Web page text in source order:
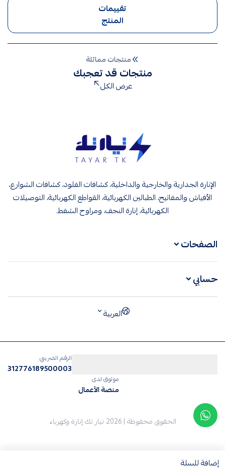
إضافة للسلة
تقييمات
المنتج
منتجات مماثلة
منتجات قد تعجبك
عرض الكل
الإنارة الجدارية والخارجية والداخلية، كشافات الفلود، كشافات الشوارع،
الأفياش والمفاتيح، الطبالين الكهربائية، القواطع الكهربائية، التوصيلات
الكهربائية، إنارة النجف، ومراوح الشفط.
الصفحات
حسابي
العربية
الرقم الضريبي
312776189500003
موثوق لدى
منصة الأعمال
الحقوق محفوظة | 2026 تيار تك إنارة وكهرباء